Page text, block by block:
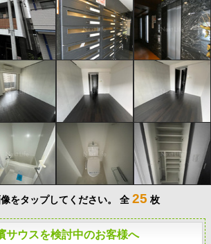
をタップしてください。 全 25 枚
サウスを検討中のお客様へ